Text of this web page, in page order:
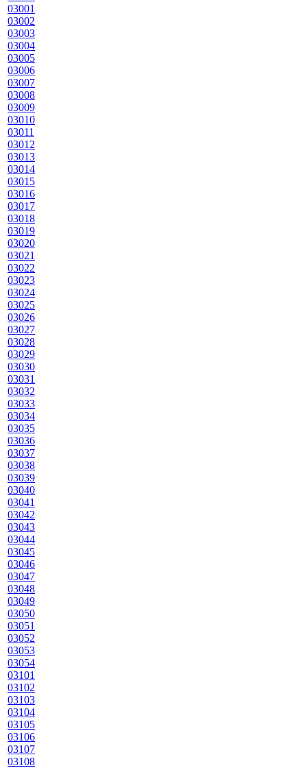
03001
03002
03003
03004
03005
03006
03007
03008
03009
03010
03011
03012
03013
03014
03015
03016
03017
03018
03019
03020
03021
03022
03023
03024
03025
03026
03027
03028
03029
03030
03031
03032
03033
03034
03035
03036
03037
03038
03039
03040
03041
03042
03043
03044
03045
03046
03047
03048
03049
03050
03051
03052
03053
03054
03101
03102
03103
03104
03105
03106
03107
03108